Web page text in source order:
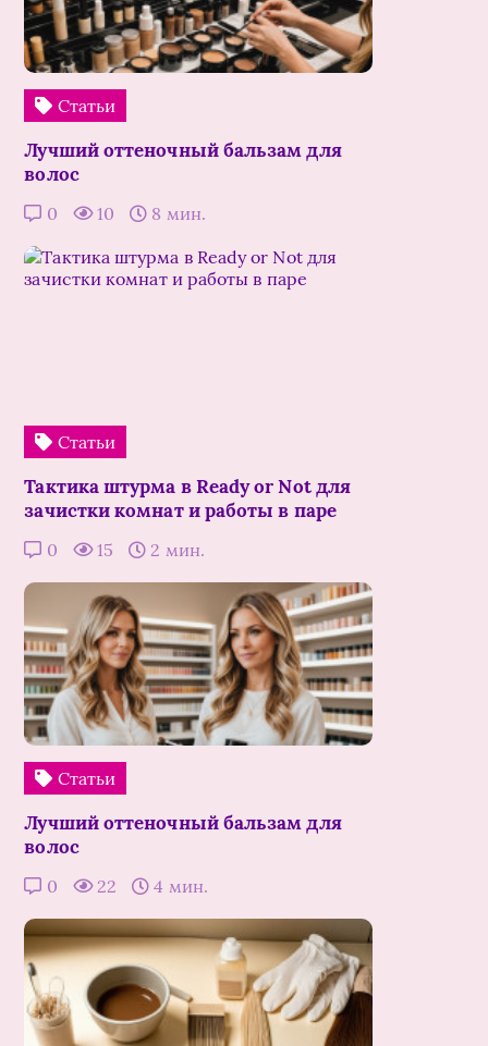
Статьи
Лучший оттеночный бальзам для
волос
0 10 8 мин.
Статьи
Тактика штурма в Ready or Not для
зачистки комнат и работы в паре
0 15 2 мин.
Статьи
Лучший оттеночный бальзам для
волос
0 22 4 мин.